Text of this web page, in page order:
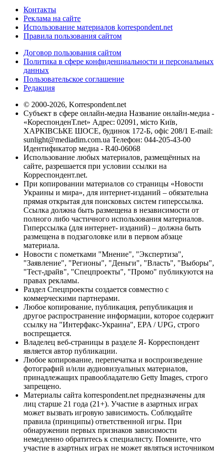
Контакты
Реклама на сайте
Использование материалов korrespondent.net
Правила пользования сайтом
Договор пользования сайтом
Политика в сфере конфиденциальности и персональных
данных
Пользовательское соглашение
Редакция
© 2000-2026, Korrespondent.net
Субъект в сфере онлайн-медиа Название онлайн-медиа -
«КореспонденТ.net» Адрес: 02091, місто Київ,
ХАРКІВСЬКЕ ШОСЕ, будинок 172-Б, офіс 208/1 E-mail:
sunlight@mediadim.com.ua Телефон: 044-205-43-00
Идентификатор медиа - R40-06068
Использование любых материалов, размещённых на
сайте, разрешается при условии ссылки на
Корреспондент.net.
При копировании материалов со страницы «Новости
Украины и мира», для интернет-изданий – обязательна
прямая открытая для поисковых систем гиперссылка.
Ссылка должна быть размещена в независимости от
полного либо частичного использования материалов.
Гиперссылка (для интернет- изданий) – должна быть
размещена в подзаголовке или в первом абзаце
материала.
Новости с пометками "Мнение", "Экспертиза",
"Заявление", "Регионы", "Деньги", "Власть", "Выборы",
"Тест-драйв", "Спецпроекты", "Промо" публикуются на
правах рекламы.
Раздел Спецпроекты создается совместно с
коммерческими партнерами.
Любое копирование, публикация, републикация и
другое распространение информации, которое содержит
ссылку на "Интерфакс-Украина", EPA / UPG, строго
воспрещается.
Владелец веб-страницы в разделе Я- Корреспондент
является автор публикации.
Любое копирование, перепечатка и воспроизведение
фотографий и/или аудиовизуальных материалов,
принадлежащих правообладателю Getty Images, строго
запрещено.
Материалы сайта korrespondent.net предназначены для
лиц старше 21 года (21+). Участие в азартных играх
может вызвать игровую зависимость. Соблюдайте
правила (принципы) ответственной игры. При
обнаружении первых признаков зависимости
немедленно обратитесь к специалисту. Помните, что
участие в азартных играх не может являться источником